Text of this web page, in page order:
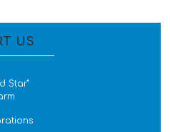
US
Star''